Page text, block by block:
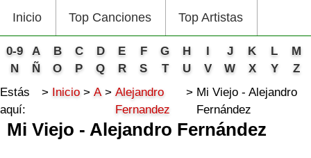
Inicio Top Canciones Top Artistas
0-9 A B C D E F G H I J K L
M
N
Ñ O P Q R S T U V W X Y
Z
Estás
aquí:
Inicio A
Alejandro
Fernandez
Mi Viejo - Alejandro
Fernández
Mi Viejo - Alejandro Fernández